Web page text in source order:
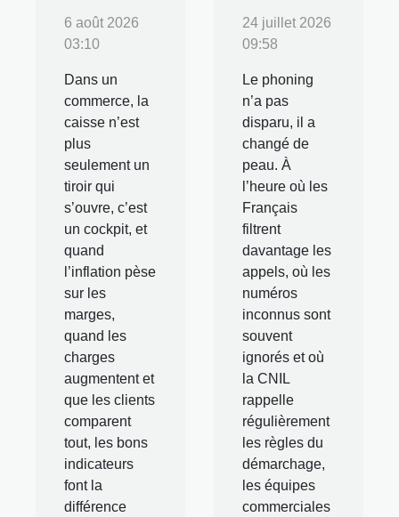
6 août 2026
03:10
Dans un
commerce, la
caisse n’est
plus
seulement un
tiroir qui
s’ouvre, c’est
un cockpit, et
quand
l’inflation pèse
sur les
marges,
quand les
charges
augmentent et
que les clients
comparent
tout, les bons
indicateurs
font la
différence
24 juillet 2026
09:58
Le phoning
n’a pas
disparu, il a
changé de
peau. À
l’heure où les
Français
filtrent
davantage les
appels, où les
numéros
inconnus sont
souvent
ignorés et où
la CNIL
rappelle
régulièrement
les règles du
démarchage,
les équipes
commerciales